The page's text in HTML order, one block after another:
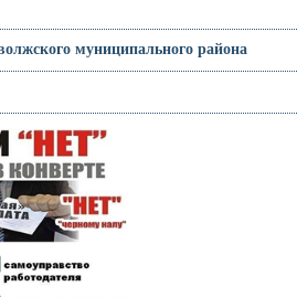
муниципального района